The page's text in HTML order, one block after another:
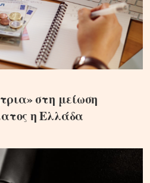
στη μείωση
η Ελλάδα